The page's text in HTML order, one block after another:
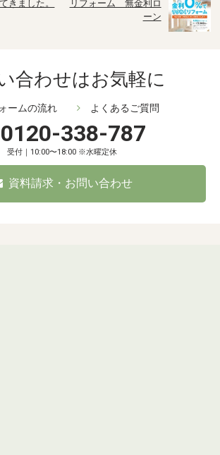
きました。
リフォーム 無金利ロ
ーン
合わせはお気軽に
ームの流れ よくあるご質問
0120-338-787
受付｜10:00〜18:00 ※水曜定休
資料請求・お問い合わせ